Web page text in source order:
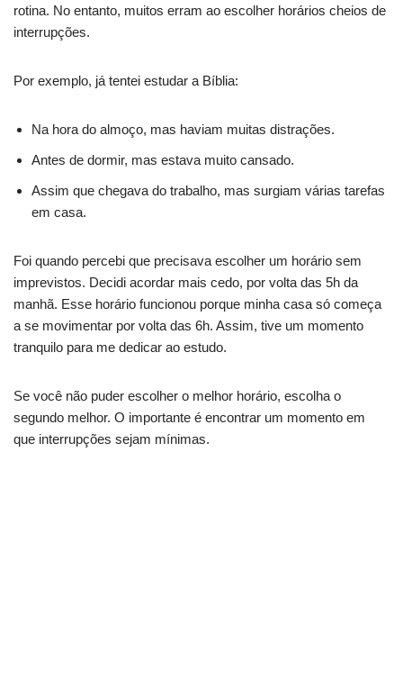
rotina. No entanto, muitos erram ao escolher horários cheios de
interrupções.
Por exemplo, já tentei estudar a Bíblia:
Na hora do almoço, mas haviam muitas distrações.
Antes de dormir, mas estava muito cansado.
Assim que chegava do trabalho, mas surgiam várias tarefas
em casa.
Foi quando percebi que precisava escolher um horário sem
imprevistos. Decidi acordar mais cedo, por volta das 5h da
manhã. Esse horário funcionou porque minha casa só começa
a se movimentar por volta das 6h. Assim, tive um momento
tranquilo para me dedicar ao estudo.
Se você não puder escolher o melhor horário, escolha o
segundo melhor. O importante é encontrar um momento em
que interrupções sejam mínimas.